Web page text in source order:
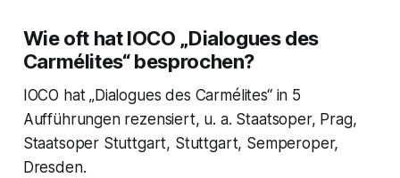
Wie oft hat IOCO „Dialogues des
Carmélites“ besprochen?
IOCO hat „Dialogues des Carmélites“ in 5
Aufführungen rezensiert, u. a. Staatsoper, Prag,
Staatsoper Stuttgart, Stuttgart, Semperoper,
Dresden.